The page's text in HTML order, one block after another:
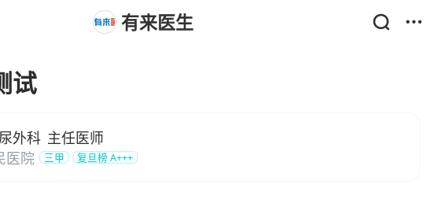
有来医生
试
外科 主任医师
医院
三甲 复旦榜A+++